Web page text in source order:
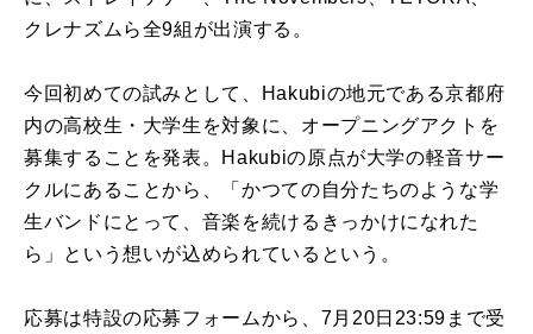
クレナズムら全9組が出演する。
今回初めての試みとして、Hakubiの地元である京都府
内の高校生・大学生を対象に、オープニングアクトを
募集することを発表。Hakubiの原点が大学の軽音サー
クルにあることから、「かつての自分たちのような学
生バンドにとって、音楽を続けるきっかけになれた
ら」という想いが込められているという。
応募は特設の応募フォームから、7月20日23:59まで受